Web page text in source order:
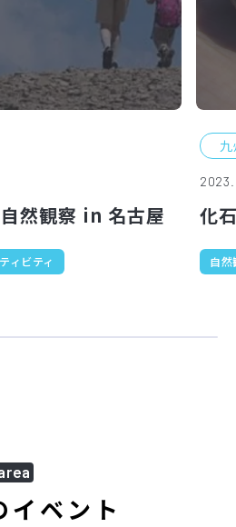
然観察 in 名古屋
ィビティ
化
自然
イベント